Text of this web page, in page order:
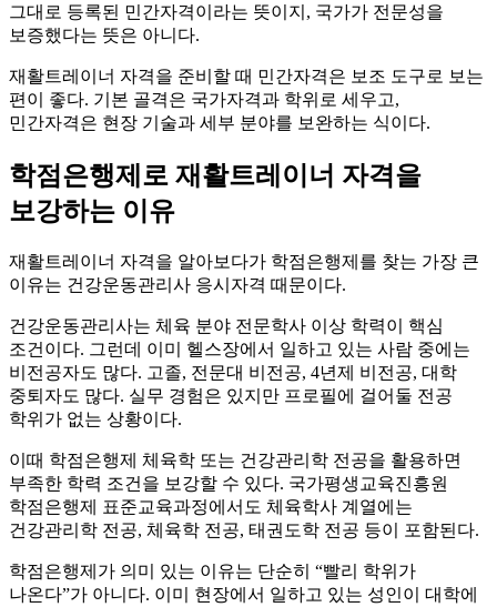
그대로 등록된 민간자격이라는 뜻이지, 국가가 전문성을
보증했다는 뜻은 아니다.
재활트레이너 자격을 준비할 때 민간자격은 보조 도구로 보는
편이 좋다. 기본 골격은 국가자격과 학위로 세우고,
민간자격은 현장 기술과 세부 분야를 보완하는 식이다.
학점은행제로 재활트레이너 자격을
보강하는 이유
재활트레이너 자격을 알아보다가 학점은행제를 찾는 가장 큰
이유는 건강운동관리사 응시자격 때문이다.
건강운동관리사는 체육 분야 전문학사 이상 학력이 핵심
조건이다. 그런데 이미 헬스장에서 일하고 있는 사람 중에는
비전공자도 많다. 고졸, 전문대 비전공, 4년제 비전공, 대학
중퇴자도 많다. 실무 경험은 있지만 프로필에 걸어둘 전공
학위가 없는 상황이다.
이때 학점은행제 체육학 또는 건강관리학 전공을 활용하면
부족한 학력 조건을 보강할 수 있다. 국가평생교육진흥원
학점은행제 표준교육과정에서도 체육학사 계열에는
건강관리학 전공, 체육학 전공, 태권도학 전공 등이 포함된다.
학점은행제가 의미 있는 이유는 단순히 “빨리 학위가
나온다”가 아니다. 이미 현장에서 일하고 있는 성인이 대학에